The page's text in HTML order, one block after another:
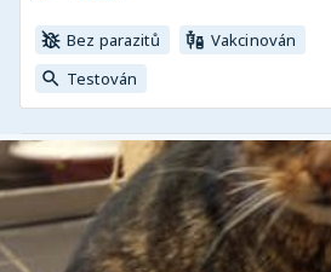
Bez parazitů
Vakcinován
Testován